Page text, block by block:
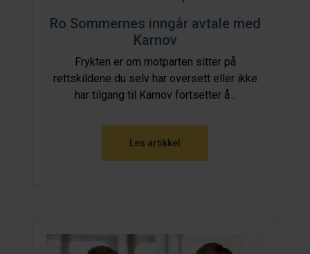
Ro Sommernes inngår avtale med
Karnov
Frykten er om motparten sitter på
rettskildene du selv har oversett eller ikke
har tilgang til Karnov fortsetter å...
Les artikkel